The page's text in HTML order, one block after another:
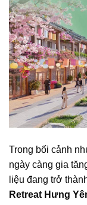
Trong bối cảnh
ngày càng gia
liệu đang trở
Retreat Hưng